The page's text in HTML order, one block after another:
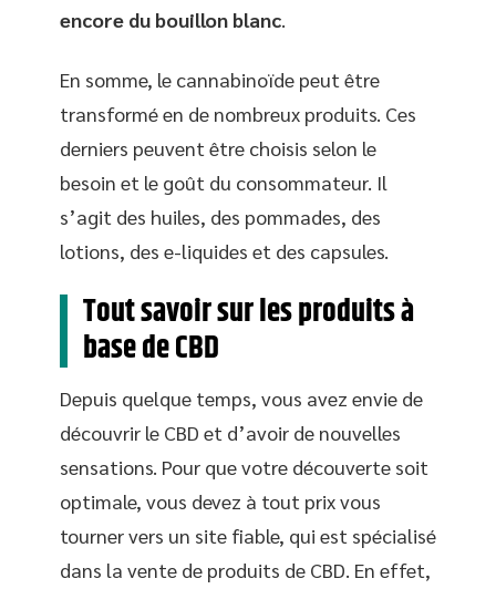
encore du bouillon blanc.
En somme, le cannabinoïde peut être
transformé en de nombreux produits. Ces
derniers peuvent être choisis selon le
besoin et le goût du consommateur. Il
s’agit des huiles, des pommades, des
lotions, des e-liquides et des capsules.
Tout savoir sur les produits à
base de CBD
Depuis quelque temps, vous avez envie de
découvrir le CBD et d’avoir de nouvelles
sensations. Pour que votre découverte soit
optimale, vous devez à tout prix vous
tourner vers un site fiable, qui est spécialisé
dans la vente de produits de CBD. En effet,